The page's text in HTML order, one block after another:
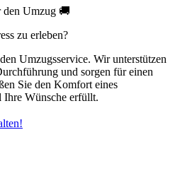
den Umzug 🚚
zu erleben?
Umzugsservice. Wir unterstützen
und sorgen für einen
Sie den Komfort eines
Ihre Wünsche erfüllt.